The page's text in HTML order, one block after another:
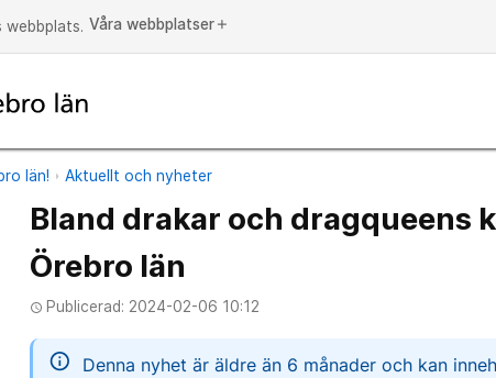
webbplats. Våra webbplatser add
län! Aktuellt och nyheter
Bland drakar och dragqueens
Örebro län
access_time Publicerad: 2024-02-06 10:12
information
Denna nyhet är äldre än 6 månader och kan